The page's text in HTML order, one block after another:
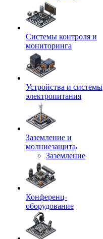
Системы контроля и
мониторинга
Устройства и системы
электропитания
Заземление и
молниезащита
Заземление
Конференц-
оборудование